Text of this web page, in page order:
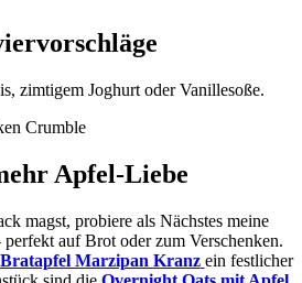
zimtigem Joghurt oder Vanillesoße.
Apfel-Liebe
magst, probiere als Nächstes meine
perfekt auf Brot oder zum Verschenken.
Bratapfel Marzipan Kranz ein festlicher